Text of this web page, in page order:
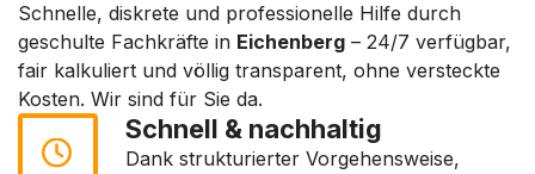
Schnelle, diskrete und professionelle Hilfe durch
geschulte Fachkräfte in Eichenberg – 24/7 verfügbar,
fair kalkuliert und völlig transparent, ohne versteckte
Kosten. Wir sind für Sie da.
Schnell & nachhaltig
Dank strukturierter Vorgehensweise,